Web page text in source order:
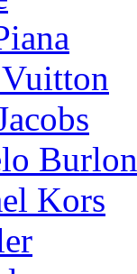
Burlon
Kors